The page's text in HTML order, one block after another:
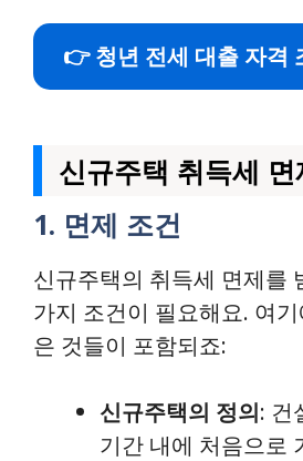
👉 청년 전세 대출 자격
신규주택 취득세
1. 면제 조건
신규주택의 취득세 면제를
가지 조건이 필요해요. 여
은 것들이 포함되죠:
신규주택의 정의: 건
기간 내에 처음으로